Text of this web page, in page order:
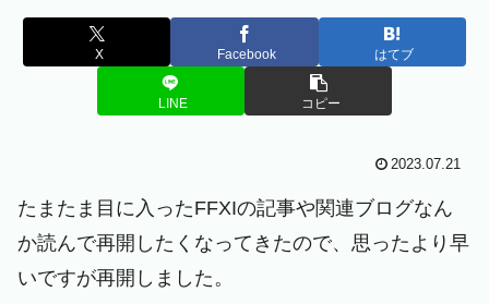
X Facebook はてブ
LINE コピー
2023.07.21
たまたま目に入ったFFXIの記事や関連ブログなん
か読んで再開したくなってきたので、思ったより早
いですが再開しました。